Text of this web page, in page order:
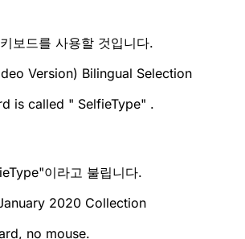
보드를 사용할 것입니다.
Version) Bilingual Selection
is called " SelfieType" .
이라고 불립니다.
2020 Collection
no mouse.